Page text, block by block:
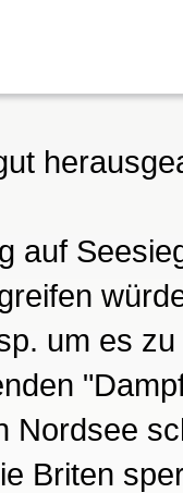
auf
um es
Nordsee
Briten